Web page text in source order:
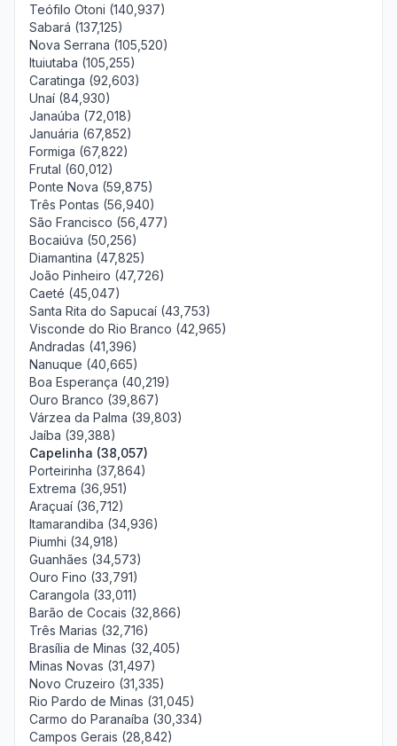
Teófilo Otoni (140,937)
Sabará (137,125)
Nova Serrana (105,520)
Ituiutaba (105,255)
Caratinga (92,603)
Unaí (84,930)
Janaúba (72,018)
Januária (67,852)
Formiga (67,822)
Frutal (60,012)
Ponte Nova (59,875)
Três Pontas (56,940)
São Francisco (56,477)
Bocaiúva (50,256)
Diamantina (47,825)
João Pinheiro (47,726)
Caeté (45,047)
Santa Rita do Sapucaí (43,753)
Visconde do Rio Branco (42,965)
Andradas (41,396)
Nanuque (40,665)
Boa Esperança (40,219)
Ouro Branco (39,867)
Várzea da Palma (39,803)
Jaíba (39,388)
Capelinha (38,057)
Porteirinha (37,864)
Extrema (36,951)
Araçuaí (36,712)
Itamarandiba (34,936)
Piumhi (34,918)
Guanhães (34,573)
Ouro Fino (33,791)
Carangola (33,011)
Barão de Cocais (32,866)
Três Marias (32,716)
Brasília de Minas (32,405)
Minas Novas (31,497)
Novo Cruzeiro (31,335)
Rio Pardo de Minas (31,045)
Carmo do Paranaíba (30,334)
Campos Gerais (28,842)